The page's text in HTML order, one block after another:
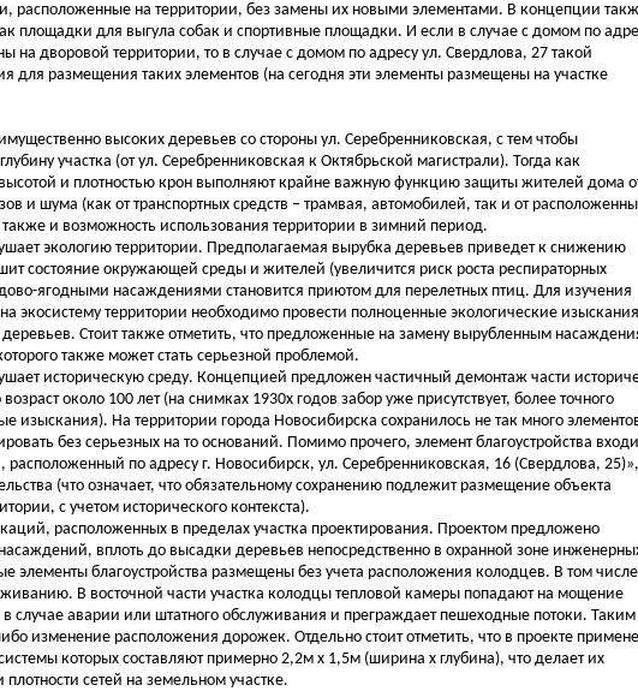
расположенные на территории, без замены их новыми элементами. В концепции
площадки для выгула собак и спортивные площадки. И если в случае с домом по
на дворовой территории, то в случае с домом по адресу ул. Свердлова, 27 такой
для размещения таких элементов (на сегодня эти элементы размещены на участке
высоких деревьев со стороны ул. Серебренниковская, с тем чтобы
участка (от ул. Серебренниковская к Октябрьской магистрали). Тогда как
и плотностью крон выполняют крайне важную функцию защиты жителей дома
и шума (как от транспортных средств – трамвая, автомобилей, так и от
и возможность использования территории в зимний период.
экологию территории. Предполагаемая вырубка деревьев приведет к снижению
состояние окружающей среды и жителей (увеличится риск роста респираторных
ягодными насаждениями становится приютом для перелетных птиц. Для изучения
территории необходимо провести полноценные экологические
Стоит также отметить, что предложенные на замену вырубленным
также может стать серьезной проблемой.
историческую среду. Концепцией предложен частичный демонтаж части
около 100 лет (на снимках 1930х годов забор уже присутствует, более точного
изыскания). На территории города Новосибирска сохранилось не так много
без серьезных на то оснований. Помимо прочего, элемент благоустройства
по адресу г. Новосибирск, ул. Серебренниковская, 16 (Свердлова, 25)»,
(что означает, что обязательному сохранению подлежит размещение объекта
с учетом исторического контекста).
расположенных в пределах участка проектирования. Проектом предложено
вплоть до высадки деревьев непосредственно в охранной зоне
элементы благоустройства размещены без учета расположения колодцев. В том
В восточной части участка колодцы тепловой камеры попадают на мощение
в случае аварии или штатного обслуживания и преграждает пешеходные потоки. Таким
изменение расположения дорожек. Отдельно стоит отметить, что в проекте
которых составляют примерно 2,2м х 1,5м (ширина х глубина), что делает их
сетей на земельном участке.